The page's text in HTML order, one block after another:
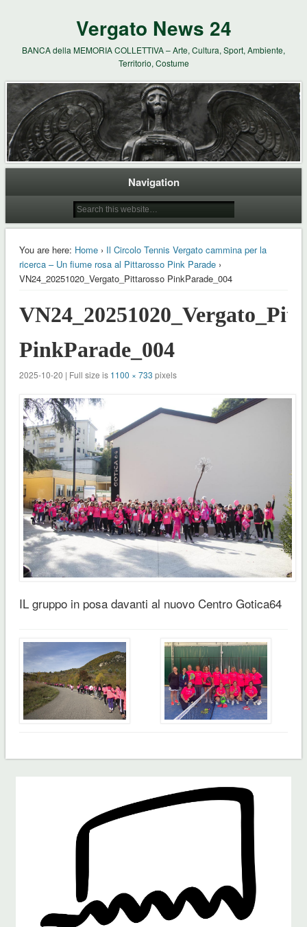
Vergato News 24
BANCA della MEMORIA COLLETTIVA – Arte, Cultura, Sport, Ambiente,
Territorio, Costume
Navigation
You are here: Home› Il Circolo Tennis Vergato cammina per la
ricerca – Un fiume rosa al Pittarosso Pink Parade›
VN24_20251020_Vergato_Pittarosso PinkParade_004
PinkParade_004
2025-10-20 | Full size is 1100 × 733 pixels
IL gruppo in posa davanti al nuovo Centro Gotica64